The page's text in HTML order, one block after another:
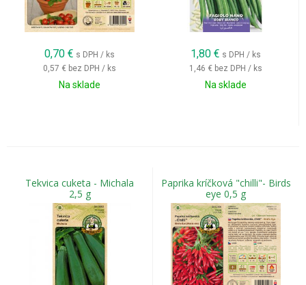
0,70 € s DPH / ks
0,57 € bez DPH / ks
Na sklade
1,80 € s DPH / ks
1,46 € bez DPH / ks
Na sklade
Tekvica cuketa - Michala
2,5 g
Paprika kríčková "chilli"- Birds
eye 0,5 g